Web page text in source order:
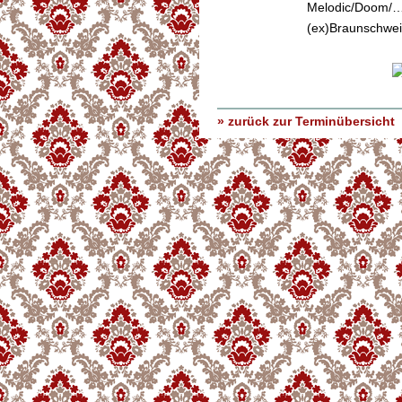
Melodic/Doom/
» zurück zur Terminübersicht